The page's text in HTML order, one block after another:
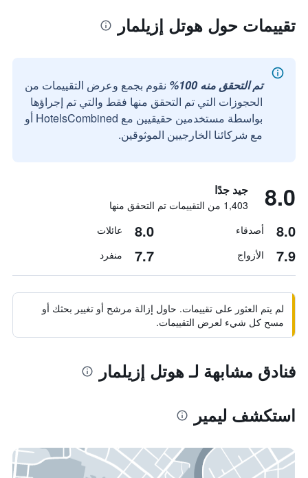
تقييمات حول هوتل إزيلمار
تم التحقق منه 100%
نقوم بجمع وعرض التقييمات من
الحجوزات التي تم التحقق منها فقط والتي تم إجراؤها
بواسطة مستخدمين حقيقيين مع HotelsCombined أو
مع شركائنا الخارجيين الموثوقين.
8.0 جيد جدًا
1,403 من التقييمات تم التحقق منها
8.0 أصدقاء 8.0 عائلات
7.9 الأزواج 7.7 منفرد
لم يتم العثور على تقييمات. حاول إزالة مرشح أو تغيير بحثك أو
مسح كل شيء لعرض التقييمات.
فنادق مشابهة لـ هوتل إزيلمار
استكشف ليمير